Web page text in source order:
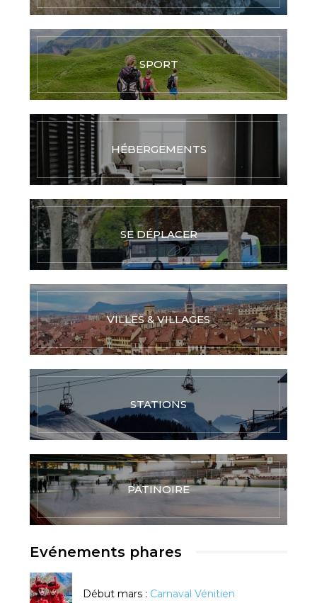
SPORT
HÉBERGEMENTS
SE DÉPLACER
VILLES & VILLAGES
STATIONS
PATINOIRE
Evénements phares
Début mars : Carnaval Vénitien